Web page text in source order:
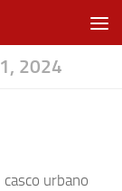
2024
urbano